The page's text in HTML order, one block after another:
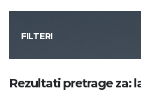
FILTERI
Kategorija
Rezultati pretrage za: